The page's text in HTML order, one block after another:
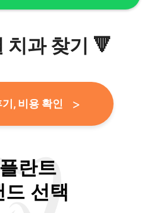
치과 찾기 🔻
, 비용 확인